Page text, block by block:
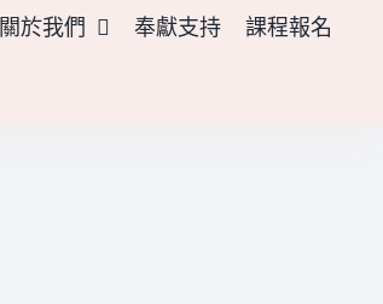
關於我們 奉獻支持 課程報名